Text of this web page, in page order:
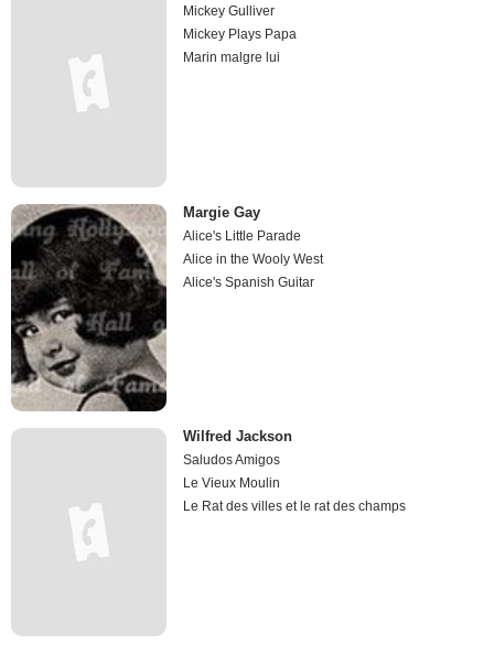
Mickey Gulliver
Mickey Plays Papa
Marin malgre lui
Margie Gay
Alice's Little Parade
Alice in the Wooly West
Alice's Spanish Guitar
Wilfred Jackson
Saludos Amigos
Le Vieux Moulin
Le Rat des villes et le rat des champs